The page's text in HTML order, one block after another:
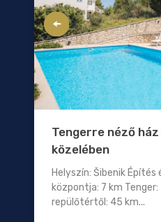
Tengerre néző ház
közelében
Helyszín: Šibenik
központja: 7 km
repülőtértől: 45 km...